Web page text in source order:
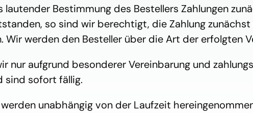
Bestimmung des Bestellers Zahlungen
so sind wir berechtigt, die Zahlung
Wir werden den Besteller über die Art der erfolgten
nur aufgrund besonderer Vereinbarung und
sind sofort fällig.
unabhängig von der Laufzeit